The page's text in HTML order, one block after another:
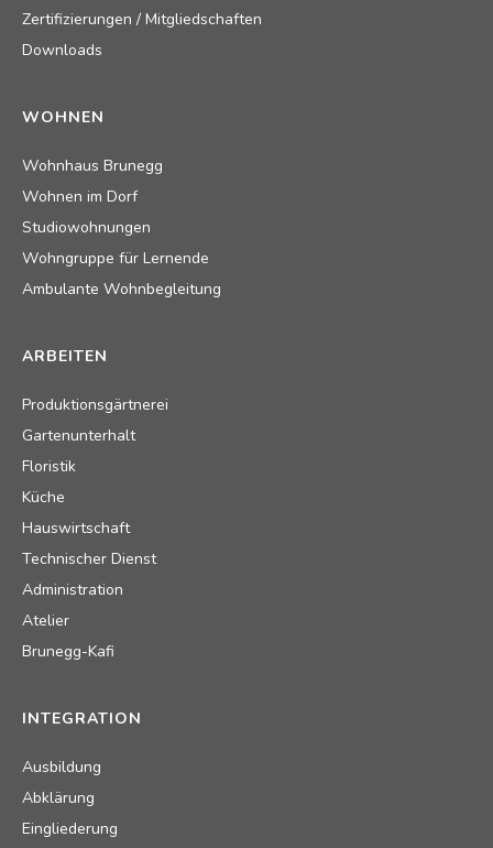
Zertifizierungen / Mitgliedschaften
Downloads
WOHNEN
Wohnhaus Brunegg
Wohnen im Dorf
Studiowohnungen
Wohngruppe für Lernende
Ambulante Wohnbegleitung
ARBEITEN
Produktionsgärtnerei
Gartenunterhalt
Floristik
Küche
Hauswirtschaft
Technischer Dienst
Administration
Atelier
Brunegg-Kafi
INTEGRATION
Ausbildung
Abklärung
Eingliederung